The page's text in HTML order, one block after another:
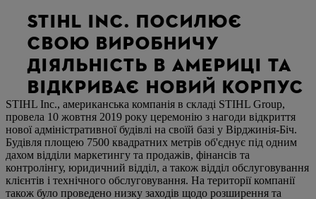
STIHL INC. ПОСИЛЮЄ
СВОЮ ВИРОБНИЧУ
ДІЯЛЬНІСТЬ В АМЕРИЦІ ТА
ВІДКРИВАЄ НОВИЙ КОРПУС
STIHL Inc., американська компанія в складі STIHL Group,
провела 10 жовтня 2019 року церемонію з нагоди відкриття
нової адміністративної будівлі на своїй базі у Вірджинія-Біч.
Будівля площею 7500 квадратних метрів об'єднує під одним
дахом відділи маркетингу та продажів, фінансів та
контролінгу, юридичний відділ, а також відділ обслуговування
клієнтів і технічного обслуговування. На території компанії
також було проведено низку заходів щодо розширення та